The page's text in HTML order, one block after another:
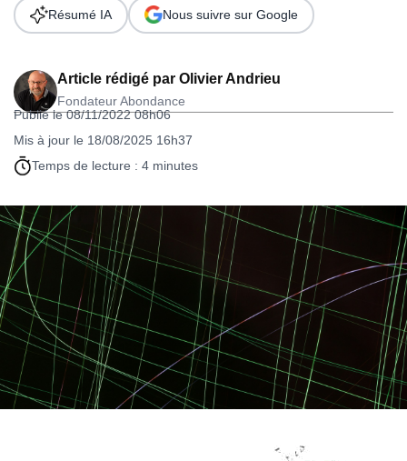
Article rédigé par Olivier Andrieu
Fondateur Abondance
Publié le 08/11/2022 08h06
Mis à jour le 18/08/2025 16h37
Temps de lecture : 4 minutes
Résumé IA Nous suivre sur Google